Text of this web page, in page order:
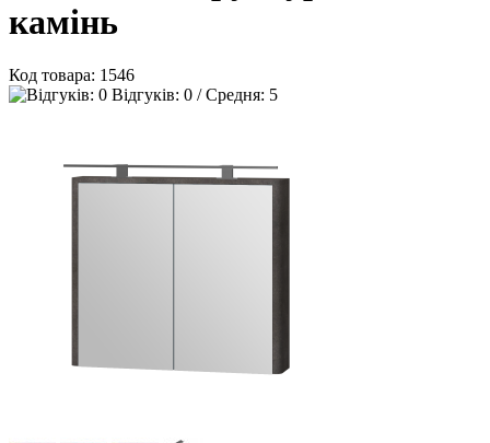
камінь
Код товара: 1546
Відгуків: 0 / Средня: 5